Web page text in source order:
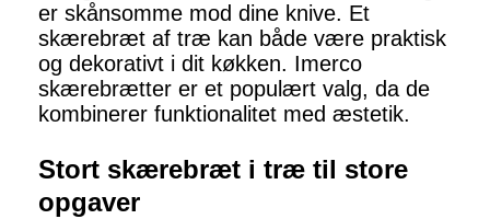
er skånsomme mod dine knive. Et
skærebræt af træ kan både være praktisk
og dekorativt i dit køkken. Imerco
skærebrætter er et populært valg, da de
kombinerer funktionalitet med æstetik.
Stort skærebræt i træ til store
opgaver